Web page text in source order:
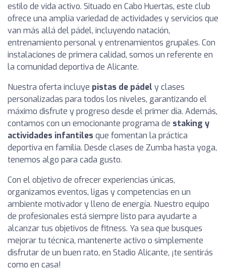
estilo de vida activo. Situado en Cabo Huertas, este club
ofrece una amplia variedad de actividades y servicios que
van más allá del pádel, incluyendo natación,
entrenamiento personal y entrenamientos grupales. Con
instalaciones de primera calidad, somos un referente en
la comunidad deportiva de Alicante.
Nuestra oferta incluye pistas de pádel y clases
personalizadas para todos los niveles, garantizando el
máximo disfrute y progreso desde el primer día. Además,
contamos con un emocionante programa de staking y
actividades infantiles que fomentan la práctica
deportiva en familia. Desde clases de Zumba hasta yoga,
tenemos algo para cada gusto.
Con el objetivo de ofrecer experiencias únicas,
organizamos eventos, ligas y competencias en un
ambiente motivador y lleno de energía. Nuestro equipo
de profesionales está siempre listo para ayudarte a
alcanzar tus objetivos de fitness. Ya sea que busques
mejorar tu técnica, mantenerte activo o simplemente
disfrutar de un buen rato, en Stadio Alicante, ¡te sentirás
como en casa!